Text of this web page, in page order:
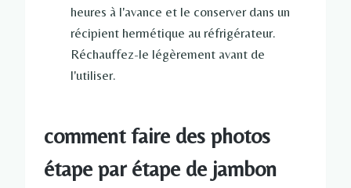
heures à l'avance et le conserver dans un
récipient hermétique au réfrigérateur.
Réchauffez-le légèrement avant de
l'utiliser.
comment faire des photos
étape par étape de jambon